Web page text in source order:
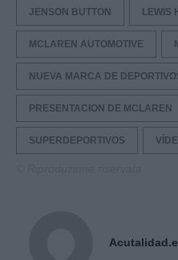
JENSON BUTTON LEWIS
MCLAREN AUTOMOTIVE
NUEVA MARCA DE
PRESENTACION DE MCLAREN
SUPERDEPORTIVOS